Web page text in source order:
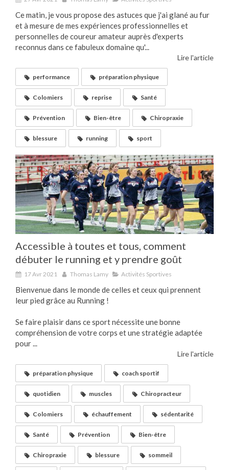
Ce matin, je vous propose des astuces que j'ai glané au fur
et à mesure de mes expériences professionnelles et
personnelles de coureur amateur auprès d'experts
reconnus dans ce fabuleux domaine qu'...
Lire l'article
performance préparation physique
Colomiers reprise Santé
Prévention Bien-être Chiropraxie
blessure running sport
Accessible à toutes et tous, comment
débuter le running et y prendre goût
17 Avr 2021 Thomas Lamy Activités Sportives
Bienvenue dans le monde de celles et ceux qui prennent
leur pied grâce au Running !
Se faire plaisir dans ce sport nécessite une bonne
compréhension de votre corps et une stratégie adaptée
pour ...
Lire l'article
préparation physique coach sportif
quotidien muscles Chiropracteur
Colomiers échauffement sédentarité
Santé Prévention Bien-être
Chiropraxie blessure sommeil